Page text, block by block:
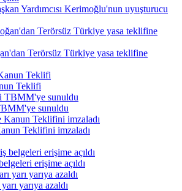
Yardımcısı Kerimoğlu'nun uyuşturucu
Terörsüz Türkiye yasa teklifine
Teklifi
sunuldu
Teklifini imzaladı
erişime açıldı
yarıya azaldı